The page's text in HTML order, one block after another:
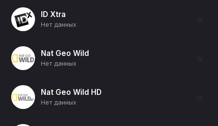
ID Xtra
Нет данных
☆
Nat Geo Wild
Нет данных
☆
Nat Geo Wild HD
Нет данных
☆